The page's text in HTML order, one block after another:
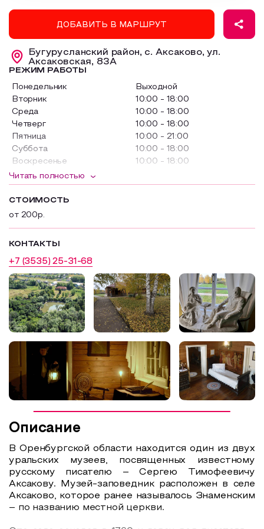
Аттестованные экскурсоводы
Маршруты от экскурсоводов
Доступная среда
ДОБАВИТЬ В МАРШРУТ
Бугурусланский район, с. Аксаково, ул.
Аксаковская, 83А
РЕЖИМ РАБОТЫ
Понедельник
Выходной
Вторник
10:00 - 18:00
Среда
10:00 - 18:00
Четверг
10:00 - 18:00
Пятница
10:00 - 21:00
Суббота
10:00 - 18:00
Воскресенье
10:00 - 18:00
Касса закрывается за 30 минут до закрытия музея
Читать полностью
СТОИМОСТЬ
от 200р.
КОНТАКТЫ
+7 (3535) 25-31-68
Описание
В Оренбургской области находится один из двух
уральских музеев, посвященных известному
русскому писателю – Сергею Тимофеевичу
Аксакову. Музей-заповедник расположен в селе
Аксаково, которое ранее называлось Знаменским
– по названию местной церкви.